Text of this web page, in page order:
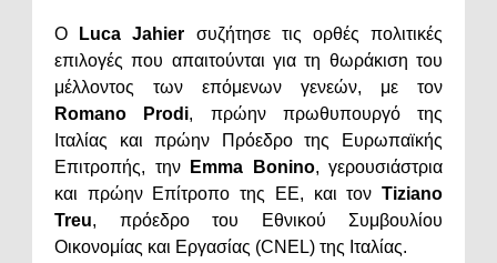
Ο Luca Jahier συζήτησε τις ορθές πολιτικές
επιλογές που απαιτούνται για τη θωράκιση του
μέλλοντος των επόμενων γενεών, με τον
Romano Prodi, πρώην πρωθυπουργό της
Ιταλίας και πρώην Πρόεδρο της Ευρωπαϊκής
Επιτροπής, την
Emma Bonino, γερουσιάστρια
και πρώην Επίτροπο της ΕΕ, και τον Tiziano
Treu, πρόεδρο του Εθνικού Συμβουλίου
Οικονομίας και Εργασίας (CNEL) της Ιταλίας.